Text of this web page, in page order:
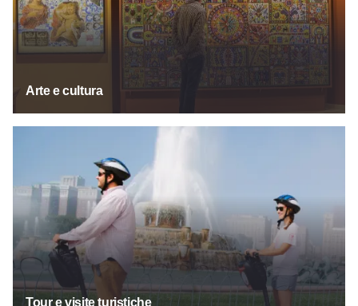
Arte e cultura
Tour e visite turistiche